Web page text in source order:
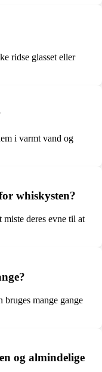
ridse glasset eller
i varmt vand og
whiskysten?
deres evne til at
bruges mange gange
og almindelige